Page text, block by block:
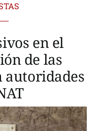
en el
de las
autoridades